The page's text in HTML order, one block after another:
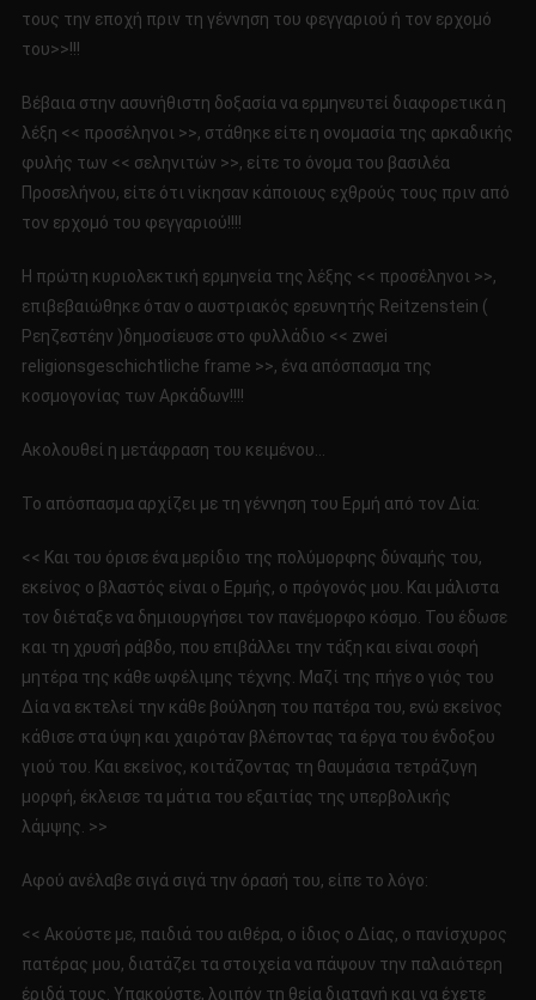
τους την εποχή πριν τη γέννηση του φεγγαριού ή τον ερχομό
του>>!!!
Βέβαια στην ασυνήθιστη δοξασία να ερμηνευτεί διαφορετικά η
λέξη << προσέληνοι >>, στάθηκε είτε η ονομασία της αρκαδικής
φυλής των << σεληνιτών >>, είτε το όνομα του βασιλέα
Προσελήνου, είτε ότι νίκησαν κάποιους εχθρούς τους πριν από
τον ερχομό του φεγγαριού!!!!
Η πρώτη κυριολεκτική ερμηνεία της λέξης << προσέληνοι >>,
επιβεβαιώθηκε όταν ο αυστριακός ερευνητής Reitzenstein (
Ρεηζεστέην )δημοσίευσε στο φυλλάδιο << zwei
religionsgeschichtliche frame >>, ένα απόσπασμα της
κοσμογονίας των Αρκάδων!!!!
Ακολουθεί η μετάφραση του κειμένου…
Το απόσπασμα αρχίζει με τη γέννηση του Ερμή από τον Δία:
<< Και του όρισε ένα μερίδιο της πολύμορφης δύναμής του,
εκείνος ο βλαστός είναι ο Ερμής, ο πρόγονός μου. Και μάλιστα
τον διέταξε να δημιουργήσει τον πανέμορφο κόσμο. Του έδωσε
και τη χρυσή ράβδο, που επιβάλλει την τάξη και είναι σοφή
μητέρα της κάθε ωφέλιμης τέχνης. Μαζί της πήγε ο γιός του
Δία να εκτελεί την κάθε βούληση του πατέρα του, ενώ εκείνος
κάθισε στα ύψη και χαιρόταν βλέποντας τα έργα του ένδοξου
γιού του. Και εκείνος, κοιτάζοντας τη θαυμάσια τετράζυγη
μορφή, έκλεισε τα μάτια του εξαιτίας της υπερβολικής
λάμψης. >>
Αφού ανέλαβε σιγά σιγά την όρασή του, είπε το λόγο:
<< Ακούστε με, παιδιά του αιθέρα, ο ίδιος ο Δίας, ο πανίσχυρος
πατέρας μου, διατάζει τα στοιχεία να πάψουν την παλαιότερη
έριδά τους. Υπακούστε, λοιπόν τη θεία διαταγή και να έχετε